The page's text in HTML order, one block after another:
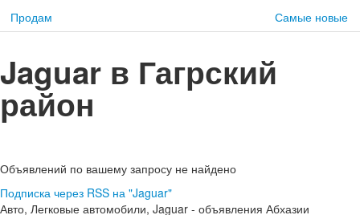
Продам Самые новые
Jaguar в Гагрский
район
Объявлений по вашему запросу не найдено
Подписка через RSS на "Jaguar"
Авто, Легковые автомобили, Jaguar - объявления Абхазии